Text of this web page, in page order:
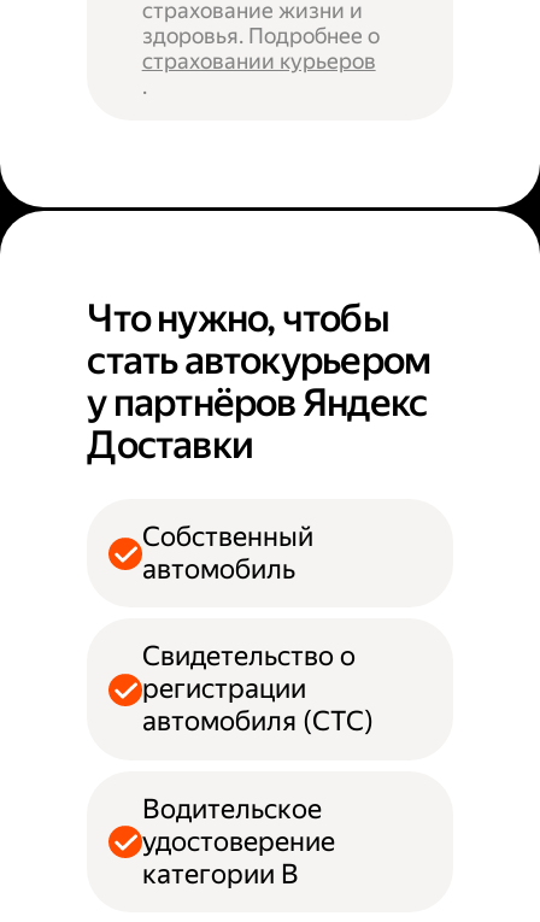
страхование жизни и
здоровья. Подробнее о
страховании курьеров
.
Что нужно, чтобы
стать автокурьером
у партнёров Яндекс
Доставки
Собственный
автомобиль
Свидетельство о
регистрации
автомобиля (СТС)
Водительское
удостоверение
категории B